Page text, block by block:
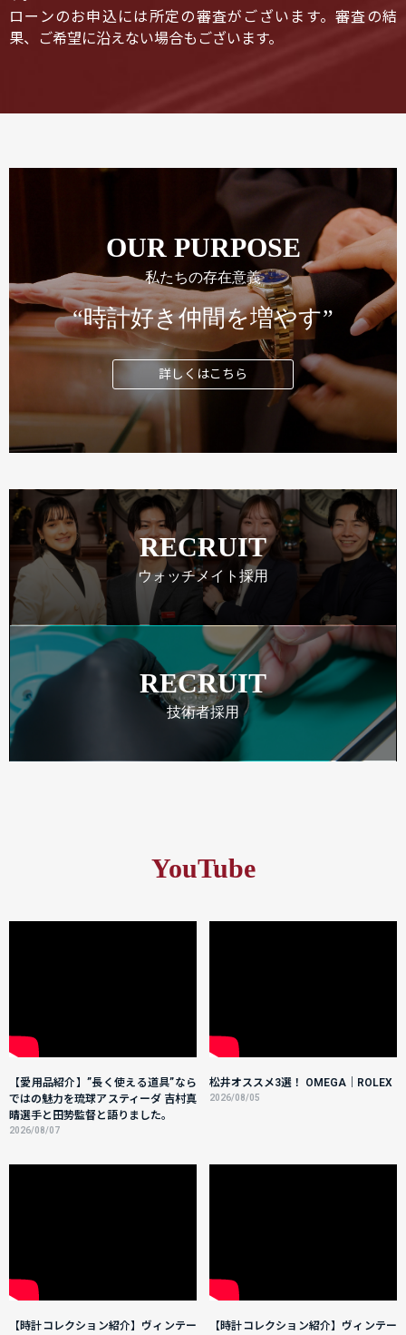
ローンのお申込には所定の審査がございます。審査の結
果、ご希望に沿えない場合もございます。
OUR PURPOSE
私たちの存在意義
“時計好き仲間を増やす”
詳しくはこちら
RECRUIT
ウォッチメイト採用
RECRUIT
技術者採用
YouTube
【愛用品紹介】”長く使える道具”なら
ではの魅力を琉球アスティーダ 吉村真
晴選手と田㔟監督と語りました。
2026/08/07
松井オススメ3選！ OMEGA｜ROLEX
2026/08/05
【時計コレクション紹介】ヴィンテー
【時計コレクション紹介】ヴィンテー